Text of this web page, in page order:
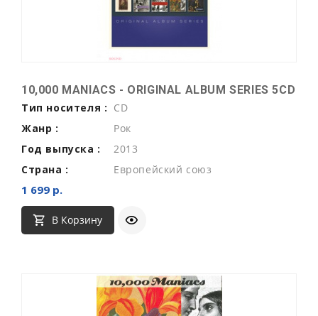
10,000 MANIACS - ORIGINAL ALBUM SERIES 5CD
Тип носителя : CD
Жанр :
Рок
Год выпуска :
2013
Страна :
Европейский союз
1 699 р.
В Корзину